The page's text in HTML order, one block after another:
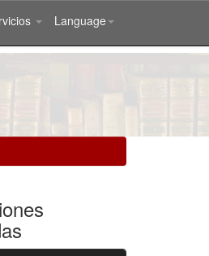
Language